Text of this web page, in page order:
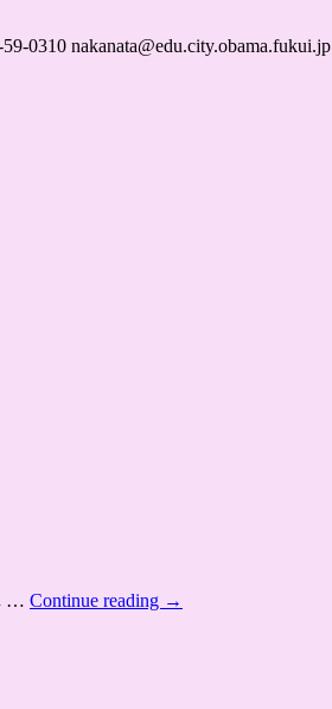
nakanata@edu.city.obama.fukui.jp
… Continue reading →